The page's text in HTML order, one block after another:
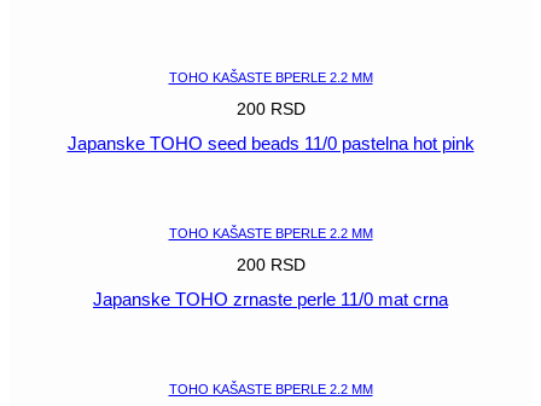
TOHO KAŠASTE BPERLE 2.2 MM
200 RSD
Japanske TOHO seed beads 11/0 pastelna hot pink
TOHO KAŠASTE BPERLE 2.2 MM
200 RSD
Japanske TOHO zrnaste perle 11/0 mat crna
TOHO KAŠASTE BPERLE 2.2 MM